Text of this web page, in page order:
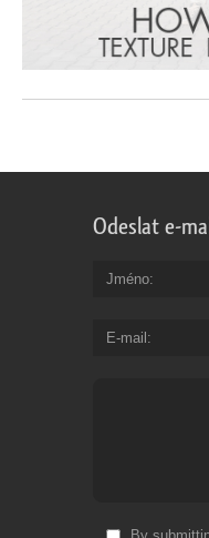
Odeslat e-
Jméno
E-mail